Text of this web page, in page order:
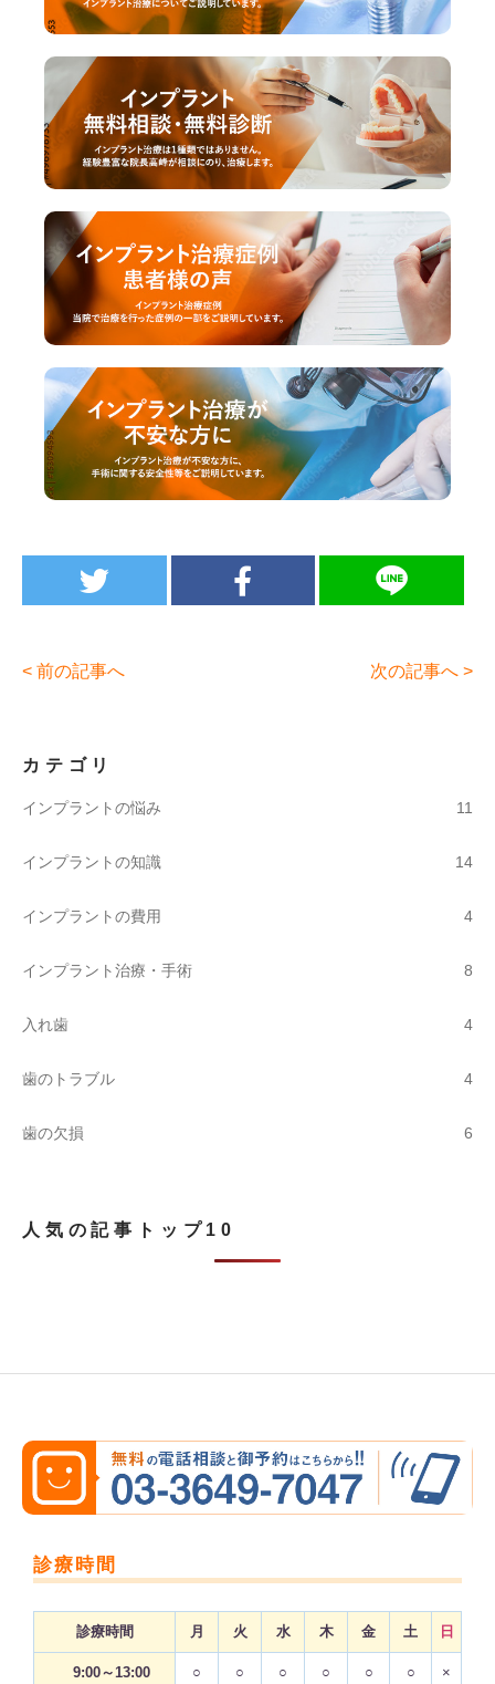
カテゴリ
インプラントの悩み 11
インプラントの知識 14
インプラントの費用 4
インプラント治療・手術 8
入れ歯 4
歯のトラブル 4
歯の欠損 6
人気の記事トップ10
< 前の記事へ 次の記事へ >
診療時間
診療時間 月 火 水 木 金 土 日
9:00～13:00 ○ ○ ○ ○ ○ ○ ×